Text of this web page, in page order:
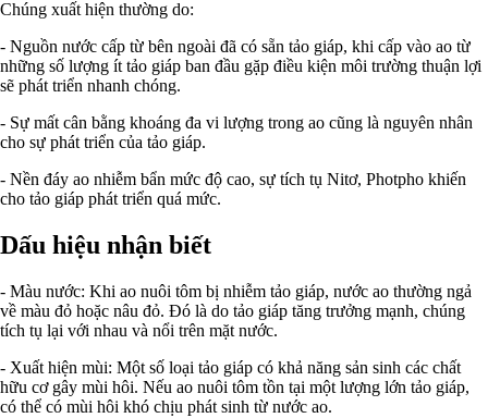
Chúng xuất hiện thường do:
- Nguồn nước cấp từ bên ngoài đã có sẵn tảo giáp, khi cấp vào ao từ
những số lượng ít tảo giáp ban đầu gặp điều kiện môi trường thuận lợi
sẽ phát triển nhanh chóng.
- Sự mất cân bằng khoáng đa vi lượng trong ao cũng là nguyên nhân
cho sự phát triển của tảo giáp.
- Nền đáy ao nhiễm bẩn mức độ cao, sự tích tụ Nitơ, Photpho khiến
cho tảo giáp phát triển quá mức.
Dấu hiệu nhận biết
- Màu nước: Khi ao nuôi tôm bị nhiễm tảo giáp, nước ao thường ngả
về màu đỏ hoặc nâu đỏ. Đó là do tảo giáp tăng trưởng mạnh, chúng
tích tụ lại với nhau và nổi trên mặt nước.
- Xuất hiện mùi: Một số loại tảo giáp có khả năng sản sinh các chất
hữu cơ gây mùi hôi. Nếu ao nuôi tôm tồn tại một lượng lớn tảo giáp,
có thể có mùi hôi khó chịu phát sinh từ nước ao.